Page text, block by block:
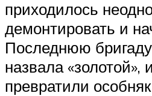
приходилось
демонтировать и
Последнюю
назвала «золотой»,
превратили